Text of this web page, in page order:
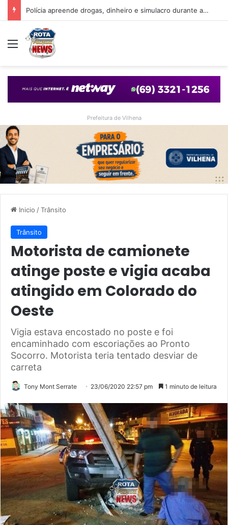
Discussão por aparelho de academia termina em confusão e atendimento policial em Vilhena
Menu
Prefeitura de Vilhena
Inicio /Trânsito
Trânsito
Motorista de camionete
atinge poste e vigia acaba
atingido em Colorado do
Oeste
Vigia estava encostado no poste e foi
encaminhado com escoriações ao Pronto
Socorro. Motorista teria tentado desviar de
carreta
Tony Mont Serrate 23/06/2020 22:57 pm 1 minuto de leitura